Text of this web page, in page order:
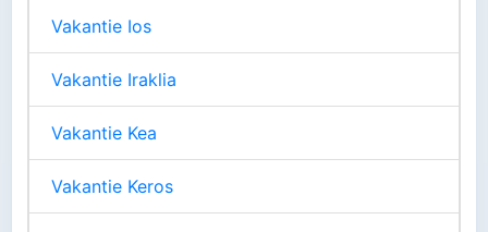
Vakantie Ios
Vakantie Iraklia
Vakantie Kea
Vakantie Keros